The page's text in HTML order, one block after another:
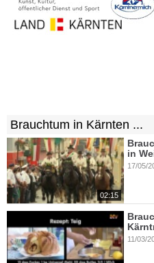
Brauchtum in Kärnten ...
02:15
in
17/05/
11/03/